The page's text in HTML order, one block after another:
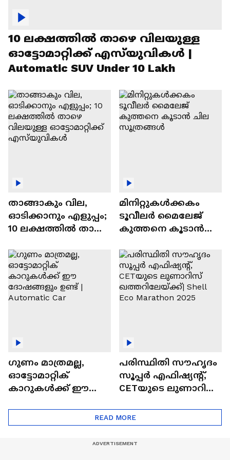
10 ലക്ഷത്തിൽ താഴെ വിലയുള്ള
ഓട്ടോമാറ്റിക്ക് എസ്‍യുവികൾ |
Automatic SUV Under 10 Lakh
താങ്ങാകും വില,
ഓടിക്കാനും എളുപ്പം;
10 ലക്ഷത്തിൽ താഴെ
ഓട്ടോമാറ്റിക്ക്
എസ്‍യുവികൾ
മിനിറ്റുകൾക്കകം
ടൂവീലർ മൈലേജ്
കുത്തനെ കൂടാൻ
ഗുണം മാത്രമല്ല,
ഓട്ടോമാറ്റിക്
കാറുകൾക്ക് ഈ
പരിസ്ഥിതി സൗഹൃദം
സൂപ്പർ എഫിഷ്യന്റ്,
CETയുടെ ലുണാറിസ്
Eco Marathon 2025
READ MORE